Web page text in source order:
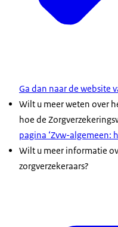
Ga dan naar de website
Wilt u meer weten over
hoe de
pagina ‘Zvw-algemeen:
Wilt u meer informatie
zorgverzekeraars?